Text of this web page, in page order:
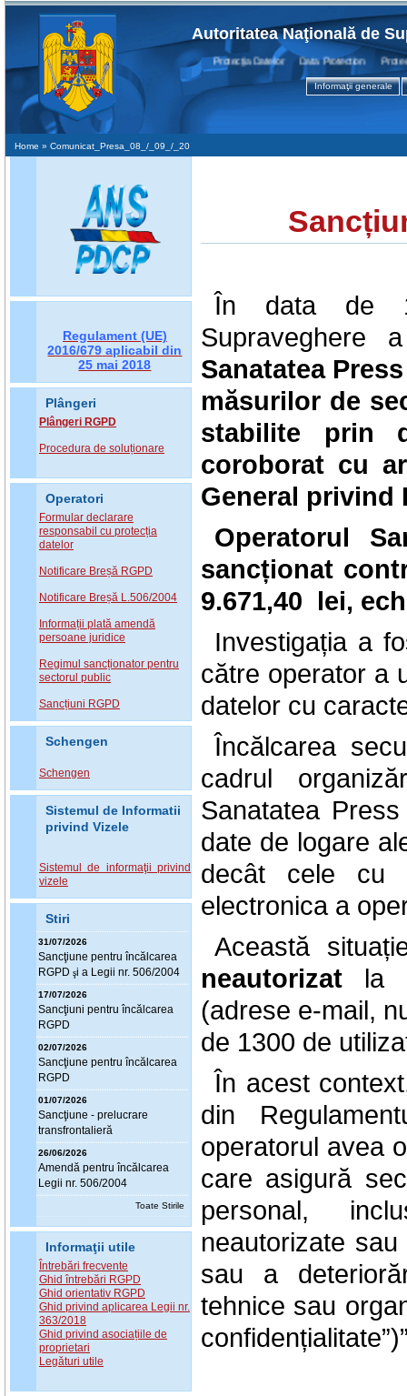
Autoritatea Naţională de
Protecţia Datelor Data Protection Protection
Informaţii generale
Home » Comunicat_Presa_08_/_09_/_20
Regulament (UE)
2016/679 aplicabil din
25 mai 2018
Plângeri
Plângeri RGPD
Procedura de soluționare
Operatori
Formular declarare
responsabil cu protecția
datelor
Notificare Breșă RGPD
Notificare Breșă L.506/2004
Informații plată amendă
persoane juridice
Regimul sancționator pentru
sectorul public
Sancțiuni RGPD
Schengen
Schengen
Sistemul de Informatii
privind Vizele
Sistemul de informaţii privind
vizele
Stiri
31/07/2026
Sancţiune pentru încălcarea
RGPD şi a Legii nr. 506/2004
17/07/2026
Sancţiuni pentru încălcarea
RGPD
02/07/2026
Sancţiune pentru încălcarea
RGPD
01/07/2026
Sancţiune - prelucrare
transfrontalieră
26/06/2026
Amendă pentru încălcarea
Legii nr. 506/2004
Toate Stirile
Informaţii utile
Întrebări frecvente
Ghid întrebări RGPD
Ghid orientativ RGPD
Ghid privind aplicarea Legii nr.
363/2018
Ghid privind asociațiile de
proprietari
Legături utile
În data de
Supraveghere
Sanatatea
măsurilor de
stabilite prin
coroborat cu
General privind
Operatorul
sancționat
9.671,40 lei,
Investigația a
către operator a
datelor cu
Încălcarea
cadrul
Sanatatea
date de logare
decât cele cu
electronica a
Această
neautorizat la
(adrese e-mail,
de 1300 de
În acest
din
operatorul avea
care asigură
personal,
neautorizate
sau a
tehnice sau